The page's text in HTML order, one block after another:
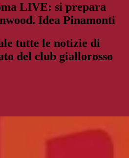
LIVE: si prepara
Idea Pinamonti
tutte le notizie di
del club giallorosso